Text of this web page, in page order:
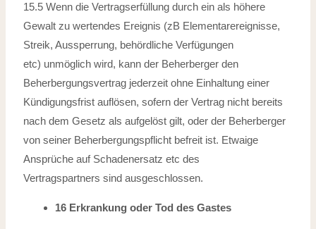
15.5 Wenn die Vertragserfüllung durch ein als höhere
Gewalt zu wertendes Ereignis (zB Elementarereignisse,
Streik, Aussperrung, behördliche Verfügungen
etc) unmöglich wird, kann der Beherberger den
Beherbergungsvertrag jederzeit ohne Einhaltung einer
Kündigungsfrist auflösen, sofern der Vertrag nicht bereits
nachdem Gesetz als aufgelöst gilt, oder der Beherberger
von seiner Beherbergungspflicht befreit ist. Etwaige
Ansprüche auf Schadenersatz etc des
Vertragspartnerssind ausgeschlossen.
16 Erkrankung oder Tod des Gastes